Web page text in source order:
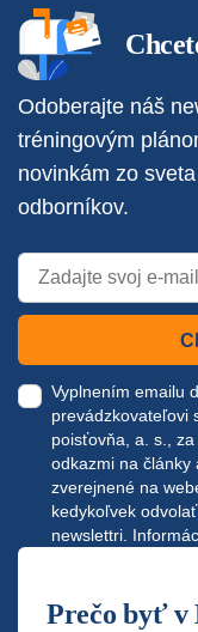
Odoberajte náš
tréningovým
novinkám zo
odborníkov.
Vyplnením emailu
prevádzkovateľovi
poisťovňa, a. s.,
odkazmi na články
zverejnené na
kedykoľvek
newslettri.
Prečo byť v